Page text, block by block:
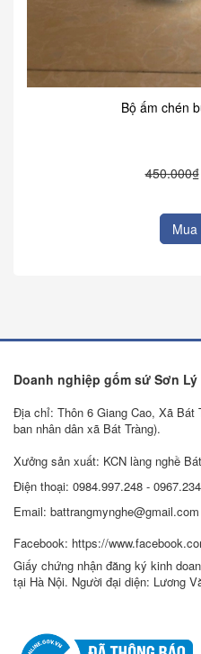
Bộ ấm chén
450.000₫
Mua
Doanh nghiệp gốm sứ Sơn Lý
Địa chỉ: Thôn 6 Giang Cao, Xã Bát
ban nhân dân xã Bát Tràng).
Xưởng sản xuất: KCN làng nghề
Điện thoại: 0984.997.248 -
Email: battrangmynghe@gmail.com
Facebook: https://
Giấy chứng nhận đăng ký kinh
tại Hà Nội. Người đại diện: Lương